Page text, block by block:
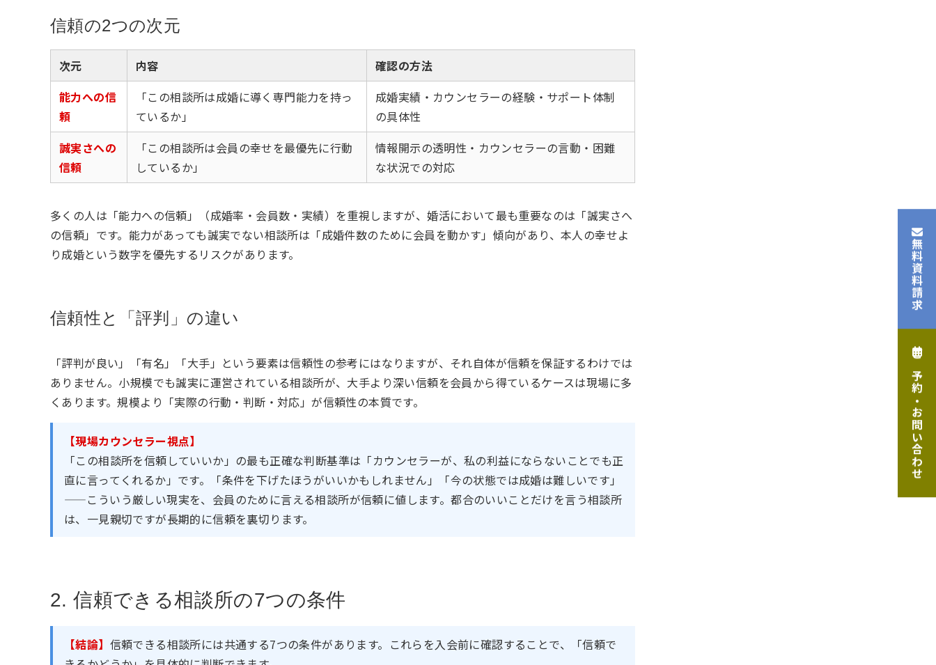
信頼の2つの次元
次元 内容
確認の方法
能力への信
頼
「この相談所は成婚に導く専門能力を持っ
ているか」
成婚実績・カウンセラーの経験・サポート体制
の具体性
誠実さへの
信頼
「この相談所は会員の幸せを最優先に行動
しているか」
情報開示の透明性・カウンセラーの言動・困難
な状況での対応
多くの人は「能力への信頼」（成婚率・会員数・実績）を重視しますが、婚活において最も重要なのは「誠実さへ
の信頼」です。能力があっても誠実でない相談所は「成婚件数のために会員を動かす」傾向があり、本人の幸せよ
り成婚という数字を優先するリスクがあります。
信頼性と「評判」の違い
「評判が良い」「有名」「大手」という要素は信頼性の参考にはなりますが、それ自体が信頼を保証するわけでは
ありません。小規模でも誠実に運営されている相談所が、大手より深い信頼を会員から得ているケースは現場に多
くあります。規模より「実際の行動・判断・対応」が信頼性の本質です。
【現場カウンセラー視点】
「この相談所を信頼していいか」の最も正確な判断基準は「カウンセラーが、私の利益にならないことでも正
直に言ってくれるか」です。「条件を下げたほうがいいかもしれません」「今の状態では成婚は難しいです」
——こういう厳しい現実を、会員のために言える相談所が信頼に値します。都合のいいことだけを言う相談所
は、一見親切ですが長期的に信頼を裏切ります。
2. 信頼できる相談所の7つの条件
【結論】 信頼できる相談所には共通する7つの条件があります。これらを入会前に確認することで、「信頼で
無料資料請求
ご予約・お問い合わせ